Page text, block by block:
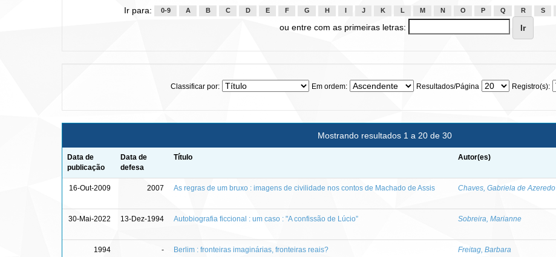
Ir para: 0-9 A B C D E F G H J K L M N O P Q R S
ou entre com as primeiras letras:
Classificar por: Em ordem: Resultados/Página Registro(s):
Mostrando resultados 1 a 20 de 30
Data de
publicação
Data de
defesa
Título Autor(es)
16-Out-2009 2007 As regras de um bruxo : imagens de civilidade nos contos de Machado de Assis Chaves, Gabriela de Azeredo
30-Mai-2022 13-Dez-1994 Autobiografia ficcional : um caso : "A confissão de Lúcio” Sobreira, Marianne
1994 - Berlim : fronteiras imaginárias, fronteiras reais? Freitag, Barbara